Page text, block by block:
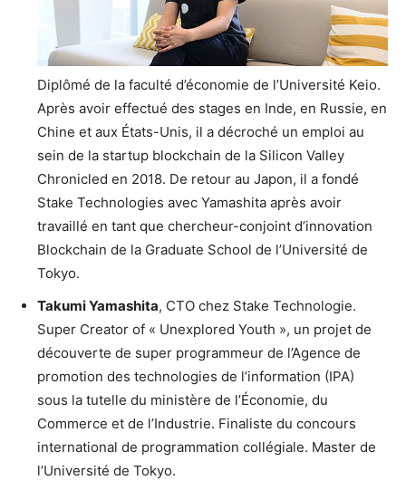
Diplômé de la faculté d’économie de l’Université Keio.
Après avoir effectué des stages en Inde, en Russie, en
Chine et aux États-Unis, il a décroché un emploi au
sein de la startup blockchain de la Silicon Valley
Chronicled en 2018. De retour au Japon, il a fondé
Stake Technologies avec Yamashita après avoir
travaillé en tant que chercheur-conjoint d’innovation
Blockchain de la Graduate School de l’Université de
Tokyo.
Takumi Yamashita, CTO chez Stake Technologie.
Super Creator of « Unexplored Youth », un projet de
découverte de super programmeur de l’Agence de
promotion des technologies de l’information (IPA)
sous la tutelle du ministère de l’Économie, du
Commerce et de l’Industrie. Finaliste du concours
international de programmation collégiale. Master de
l’Université de Tokyo.